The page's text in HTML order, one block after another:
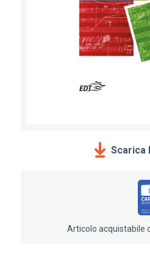
Scarica
Articolo acquistabile